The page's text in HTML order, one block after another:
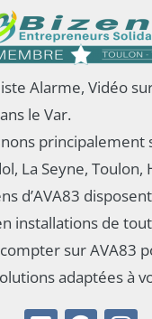
Alarme, Vidéo
le Var.
principalement
La Seyne,
d’AVA83
installations de
sur AVA83
adaptées à